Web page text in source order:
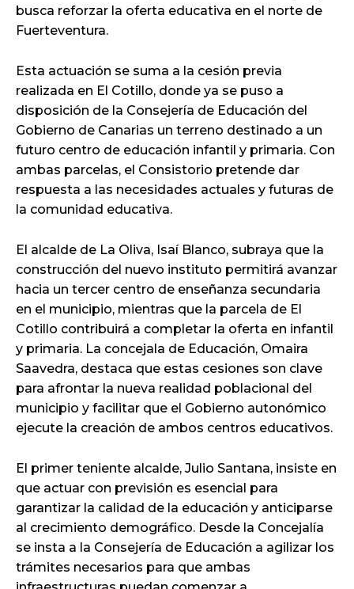
busca reforzar la oferta educativa en el norte de
Fuerteventura.
Esta actuación se suma a la cesión previa
realizada en El Cotillo, donde ya se puso a
disposición de la Consejería de Educación del
Gobierno de Canarias un terreno destinado a un
futuro centro de educación infantil y primaria. Con
ambas parcelas, el Consistorio pretende dar
respuesta a las necesidades actuales y futuras de
la comunidad educativa.
El alcalde de La Oliva, Isaí Blanco, subraya que la
construcción del nuevo instituto permitirá avanzar
hacia un tercer centro de enseñanza secundaria
en el municipio, mientras que la parcela de El
Cotillo contribuirá a completar la oferta en infantil
y primaria. La concejala de Educación, Omaira
Saavedra, destaca que estas cesiones son clave
para afrontar la nueva realidad poblacional del
municipio y facilitar que el Gobierno autonómico
ejecute la creación de ambos centros educativos.
El primer teniente alcalde, Julio Santana, insiste en
que actuar con previsión es esencial para
garantizar la calidad de la educación y anticiparse
al crecimiento demográfico. Desde la Concejalía
se insta a la Consejería de Educación a agilizar los
trámites necesarios para que ambas